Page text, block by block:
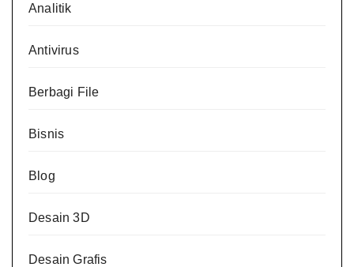
Analitik
Antivirus
Berbagi File
Bisnis
Blog
Desain 3D
Desain Grafis